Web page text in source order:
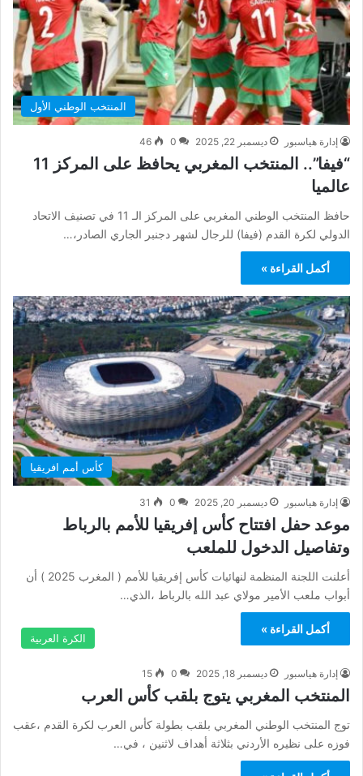
المنتخب الوطني الأول
إدارة هياسبور ديسمبر 22, 2025 0
46
“فيفا”.. المنتخب المغربي يحافظ على المركز 11
عالميا
حافظ المنتخب الوطني المغربي على المركز الـ 11 في تصنيف الاتحاد
الدولي لكرة القدم (فيفا) للرجال لشهر دجنبر الجاري الصادر،…
أكمل القراءة »
كأس أمم افريقيا
إدارة هياسبور ديسمبر 20, 2025 0
31
موعد حفل افتتاح كأس إفريقيا للأمم بالرباط
وتفاصيل الدخول للملعب
أعلنت اللجنة المنظمة لنهائيات كأس إفريقيا للأمم ( المغرب 2025 ) أن
أبواب ملعب الأمير مولاي عبد الله بالرباط ،الذي…
أكمل القراءة »
الكرة العربية
إدارة هياسبور ديسمبر 18, 2025 0
15
المنتخب المغربي يتوج بلقب كأس العرب
توج المنتخب الوطني المغربي بلقب بطولة كأس العرب لكرة القدم ،عقب
فوزه على نظيره الأردني بثلاثة أهداف لاثنين ، في…